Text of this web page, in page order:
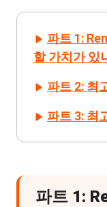
파트 1:
할 가치가 있
파트 2: 최
파트 3: 최
파트 1: